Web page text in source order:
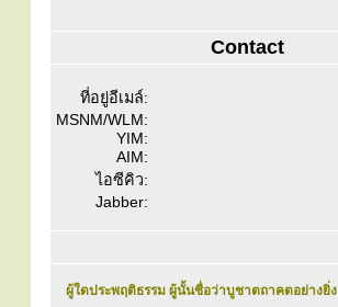
Contact
ที่อยู่อีเมล์:
MSNM/WLM:
YIM:
AIM:
ไอซีคิว:
Jabber:
ผู้ใดประพฤติธรรม ผู้นั้นชื่อว่าบูชาตถาคตอย่างยิ่ง